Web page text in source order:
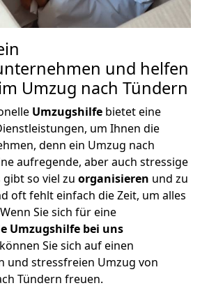
und helfen
Umzug nach Tündern
Umzugshilfe bietet eine
um Ihnen die
denn ein Umzug nach
aufregende, aber auch stressige
so viel zu organisieren und zu
oft fehlt einfach die Zeit, um alles
Sie sich für eine
Umzugshilfe bei uns
Sie sich auf einen
und stressfreien Umzug von
Tündern freuen.